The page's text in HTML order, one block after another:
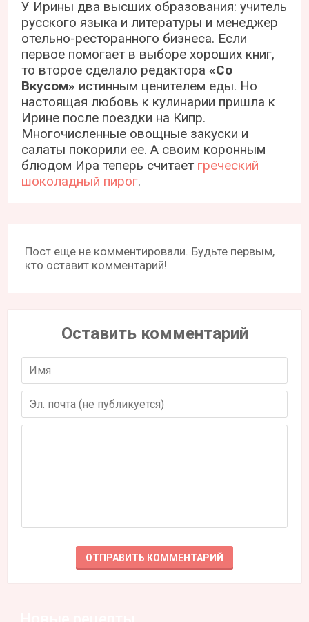
У Ирины два высших образования: учитель
русского языка и литературы и менеджер
отельно-ресторанного бизнеса. Если
первое помогает в выборе хороших книг,
то второе сделало редактора«Со
Вкусом» истинным ценителем еды. Но
настоящая любовь к кулинарии пришла к
Ирине после поездки на Кипр.
Многочисленные овощные закуски и
салаты покорили ее. А своим коронным
блюдом Ира теперь считает греческий
шоколадный пирог.
Пост еще не комментировали. Будьте первым,
кто оставит комментарий!
Оставить комментарий